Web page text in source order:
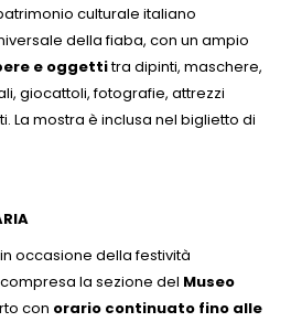
culturale italiano
della fiaba, con un ampio
e oggettitra dipinti, maschere,
giocattoli, fotografie, attrezzi
La mostra è inclusa nel biglietto di
occasione della festività
la sezione del Museo
con orario continuato fino alle